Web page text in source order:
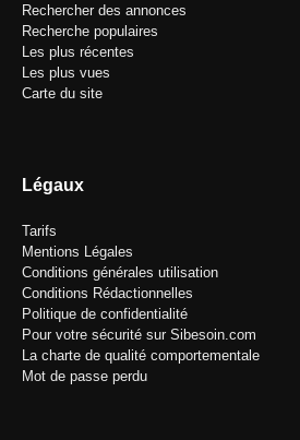
Rechercher des annonces
Recherche populaires
Les plus récentes
Les plus vues
Carte du site
Légaux
Tarifs
Mentions Légales
Conditions générales utilisation
Conditions Rédactionnelles
Politique de confidentialité
Pour votre sécurité sur Sibesoin.com
La charte de qualité comportementale
Mot de passe perdu